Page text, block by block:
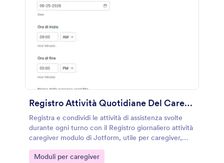
Registro Attività Quotidiane Del Caregiver
Registra e condividi le attività di assistenza svolte
durante ogni turno con il Registro giornaliero attività
caregiver modulo di Jotform, utile per caregiver,
cooperative e strutture che vogliono una raccolta
dati ordinata.
Go to Category:
Moduli per caregiver